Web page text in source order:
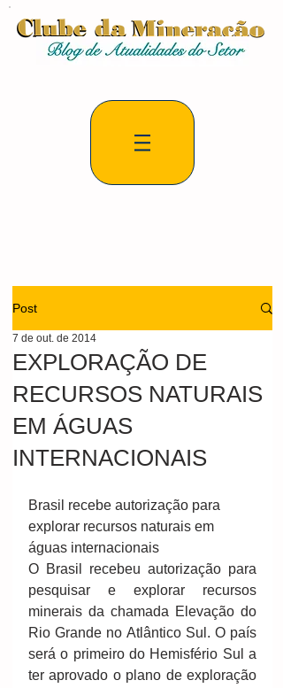
Post
EXPLORAÇÃO DE
RECURSOS NATURAIS
EM ÁGUAS
INTERNACIONAIS
7 de out. de 2014
Brasil recebe autorização para
explorar recursos naturais em
águas internacionais
O Brasil recebeu autorização para
pesquisar e explorar recursos
minerais da chamada Elevação do
Rio Grande no Atlântico Sul. O país
será o primeiro do Hemisfério Sul a
ter aprovado o plano de exploração